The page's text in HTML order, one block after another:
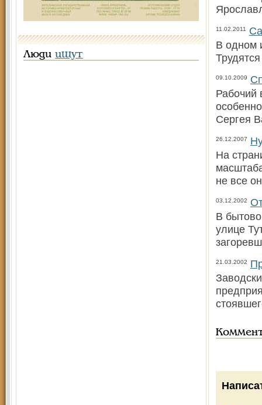
Люди ищут
11.02.2011
В одном
09.10.2009
Рабочий
Сергея
26.12.2007
На
не все
03.12.2002
В
улице
21.03.2002